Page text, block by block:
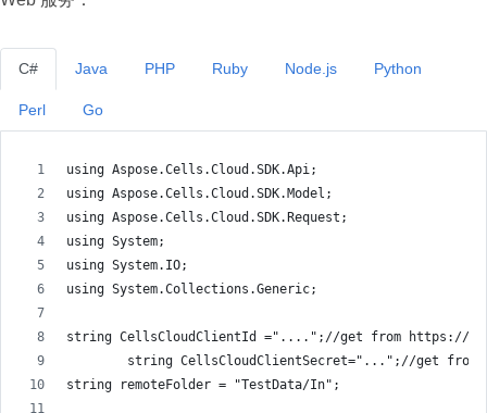
C#
using Aspose.Cells.Cloud.SDK.Api;
using Aspose.Cells.Cloud.SDK.Model;
using Aspose.Cells.Cloud.SDK.Request;
using System;
using System.IO;
using System.Collections.Generic;
string CellsCloudClientId ="....";//get from https://
string CellsCloudClientSecret="...";//get
string remoteFolder = "TestData/In";
Java PHP Ruby Node.js Python
Perl Go